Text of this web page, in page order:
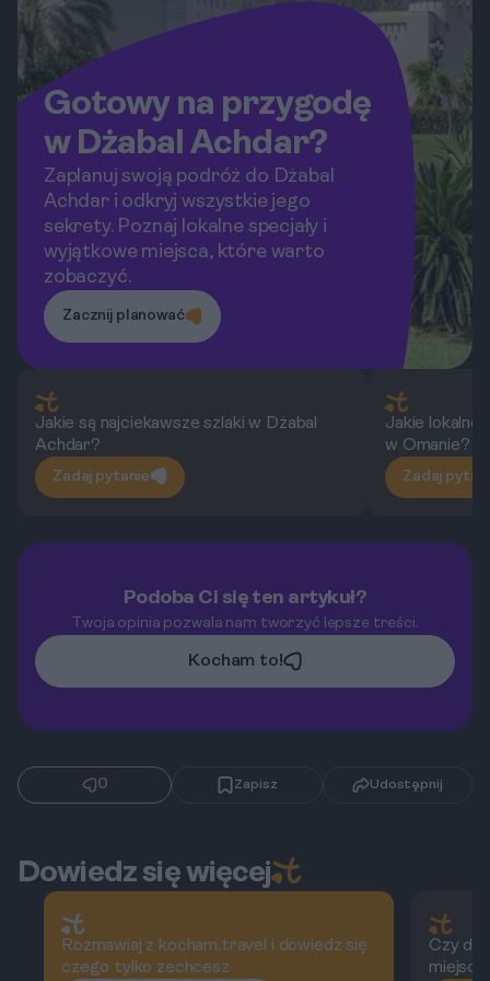
Gotowy na przygodę
w Dżabal Achdar?
Zaplanuj swoją podróż do Dżabal
Achdar i odkryj wszystkie jego
sekrety. Poznaj lokalne specjały i
wyjątkowe miejsca, które warto
zobaczyć.
Zacznij planować
Jakie są najciekawsze szlaki w Dżabal
Achdar?
Zadaj pytanie
Jakie
w Omanie?
Zadaj
Podoba Ci się ten artykuł?
Twoja opinia pozwala nam tworzyć lepsze treści.
Kocham to!
0 Zapisz Udostępnij
Dowiedz się więcej
Rozmawiaj z kocham.travel i dowiedz się
czego tylko zechcesz
Czy